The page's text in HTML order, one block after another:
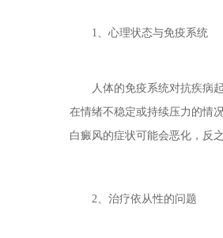
1、心理状态与免疫系统
人体的免疫系统对抗疾病起
在情绪不稳定或持续压力的情
白癜风的症状可能会恶化，反
2、治疗依从性的问题